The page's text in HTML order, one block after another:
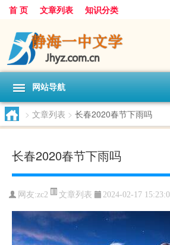
首 页 文章列表 知识分类
网站导航
> 文章列表 > 长春2020春节下雨吗
长春2020春节下雨吗
网友:zc2 文章列表 2024-02-17